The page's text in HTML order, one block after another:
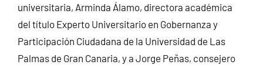
universitaria, Arminda Álamo, directora académica
del título Experto Universitario en Gobernanza y
Participación Ciudadana de la Universidad de Las
Palmas de Gran Canaria, y a Jorge Peñas, consejero